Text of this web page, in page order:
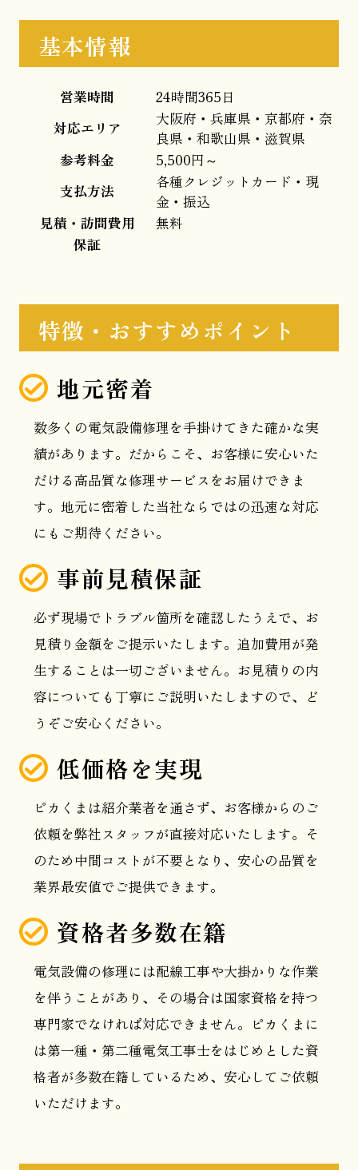
基本情報
営業時間
24時間365日
対応エリア
大阪府・兵庫県・京都府・奈
良県・和歌山県・滋賀県
参考料金
5,500円～
支払方法
各種クレジットカード・現
金・振込
見積・訪問費用
無料
保証
特徴・おすすめポイント
地元密着
数多くの電気設備修理を手掛けてきた確かな実
績があります。だからこそ、お客様に安心いた
だける高品質な修理サービスをお届けできま
す。地元に密着した当社ならではの迅速な対応
にもご期待ください。
事前見積保証
必ず現場でトラブル箇所を確認したうえで、お
見積り金額をご提示いたします。追加費用が発
生することは一切ございません。お見積りの内
容についても丁寧にご説明いたしますので、ど
うぞご安心ください。
低価格を実現
ピカくまは紹介業者を通さず、お客様からのご
依頼を弊社スタッフが直接対応いたします。そ
のため中間コストが不要となり、安心の品質を
業界最安値でご提供できます。
資格者多数在籍
電気設備の修理には配線工事や大掛かりな作業
を伴うことがあり、その場合は国家資格を持つ
専門家でなければ対応できません。ピカくまに
は第一種・第二種電気工事士をはじめとした資
格者が多数在籍しているため、安心してご依頼
いただけます。